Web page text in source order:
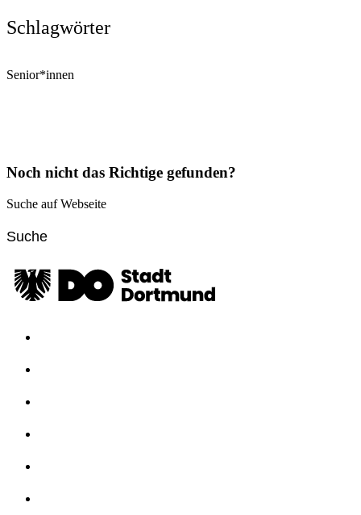
Schlagwörter
Senior*innen
Noch nicht das Richtige gefunden?
Suche auf Webseite